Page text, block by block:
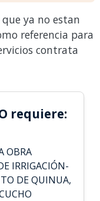
ya no estan
referencia para
contrata
requiere:
OBRA
IRRIGACIÓN-
DE QUINUA,